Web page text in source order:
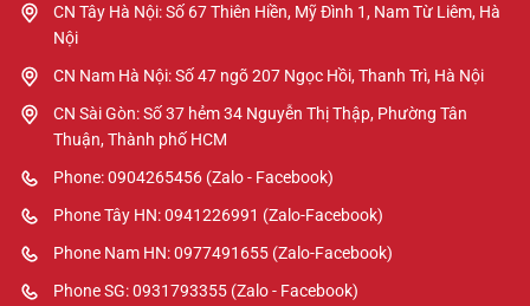
CN Tây Hà Nội: Số 67 Thiên Hiền, Mỹ Đình 1, Nam Từ Liêm, Hà
Nội
CN Nam Hà Nội: Số 47 ngõ 207 Ngọc Hồi, Thanh Trì, Hà Nội
CN Sài Gòn: Số 37 hẻm 34 Nguyễn Thị Thập, Phường Tân
Thuận, Thành phố HCM
Phone: 0904265456 (Zalo - Facebook)
Phone Tây HN: 0941226991 (Zalo-Facebook)
Phone Nam HN: 0977491655 (Zalo-Facebook)
Phone SG: 0931793355 (Zalo - Facebook)